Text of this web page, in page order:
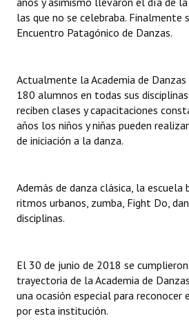
las que no se celebraba. Finalmente
Encuentro Patagónico de Danzas.
Actualmente la Academia de
180 alumnos en todas sus
reciben clases y capacitaciones
años los niños y niñas pueden
de iniciación a la danza.
Además de danza clásica, la escuela
ritmos urbanos, zumba, Fight Do,
disciplinas.
El 30 de junio de 2018 se
trayectoria de la Academia de
una ocasión especial para
por esta institución.